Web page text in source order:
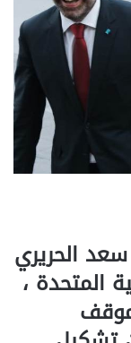
الحريري
المتحدة ،
موقف